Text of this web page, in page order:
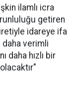
ilamlı icra
getiren
idareye ifa
daha verimli
daha hızlı bir